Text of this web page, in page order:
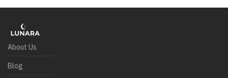
About Us
Blog